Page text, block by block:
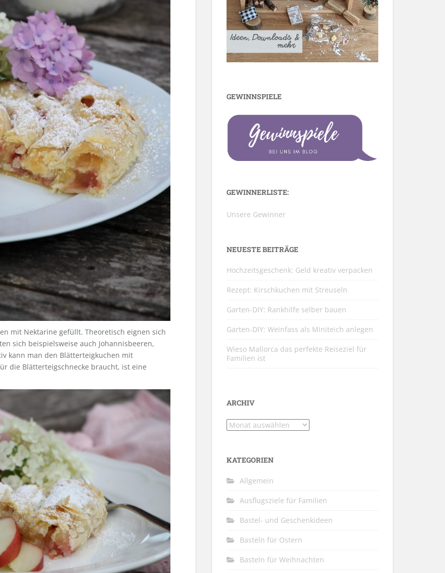
mit Nektarine gefüllt. Theoretisch eignen sich
sich beispielsweise auch Johannisbeeren,
kann man den Blätterteigkuchen mit
die Blätterteigschnecke braucht, ist eine
GEWINNSPIELE
GEWINNERLISTE:
Unsere Gewinner
NEUESTE BEITRÄGE
Hochzeitsgeschenk: Geld kreativ verpacken
Rezept: Kirschkuchen mit Streuseln
Garten-DIY: Rankhilfe selber bauen
Garten-DIY: Weinfass als Miniteich anlegen
Wieso Mallorca das perfekte Reiseziel für
Familien ist
ARCHIV
Archiv
KATEGORIEN
Allgemein
Ausflugsziele für Familien
Bastel- und Geschenkideen
Basteln für Ostern
Basteln für Weihnachten